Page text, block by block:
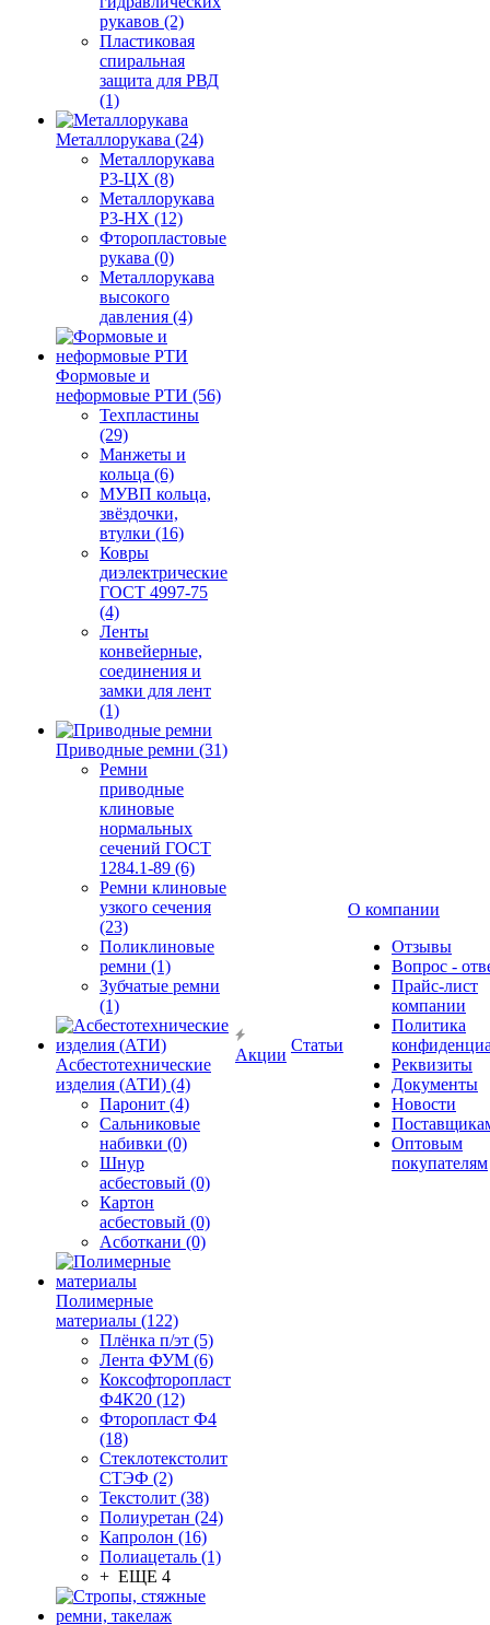
рукавов (2)
Пластиковая
спиральная
защита для РВД
(1)
Металлорукава (24)
Металлорукава
Р3-ЦХ (8)
Металлорукава
Р3-НХ (12)
Фторопластовые
рукава (0)
Металлорукава
высокого
давления (4)
Формовые и
неформовые РТИ (56)
Техпластины
(29)
Манжеты и
кольца (6)
МУВП кольца,
звёздочки,
втулки (16)
Ковры
диэлектрические
ГОСТ 4997-75
(4)
Ленты
конвейерные,
соединения и
замки для лент
(1)
Приводные ремни (31)
Ремни
приводные
клиновые
нормальных
сечений ГОСТ
1284.1-89 (6)
Ремни клиновые
узкого сечения
(23)
Поликлиновые
ремни (1)
Зубчатые ремни
(1)
Асбестотехнические
изделия (АТИ) (4)
Паронит (4)
Сальниковые
набивки (0)
Шнур
асбестовый (0)
Картон
асбестовый (0)
Асботкани (0)
Полимерные
материалы (122)
Плёнка п/эт (5)
Лента ФУМ (6)
Коксофторопласт
Ф4К20 (12)
Фторопласт Ф4
(18)
Стеклотекстолит
СТЭФ (2)
Текстолит (38)
Полиуретан (24)
Капролон (16)
Полиацеталь (1)
+ ЕЩЕ 4
Акции
Статьи
О компании
Отзывы
Вопрос -
Прайс-лист
компании
Политика
Реквизиты
Документы
Новости
Оптовым
покупателям